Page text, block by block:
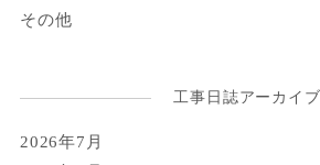
その他
工事日誌アーカイブ
2026年7月